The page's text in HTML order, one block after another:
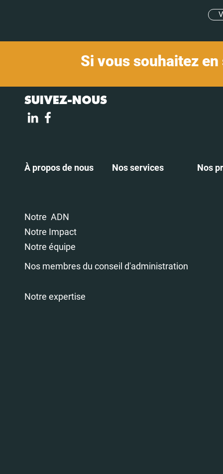
Si vous souhaitez
SUIVEZ-NOUS
À propos de nous Nos services Nos
Notre ADN
Notre Impact
Notre équipe
Nos membres du conseil d'administration
Notre expertise